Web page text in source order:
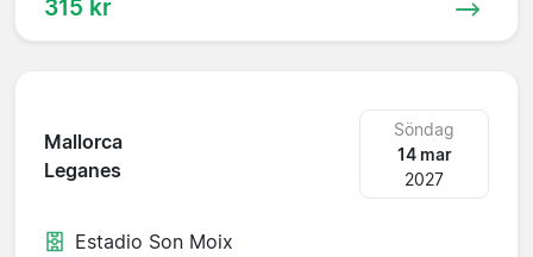
315 kr
Mallorca
Leganes
Söndag
14 mar
2027
Estadio Son Moix